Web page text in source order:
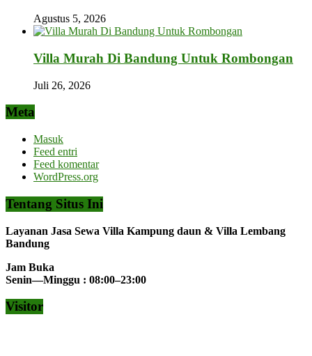
Agustus 5, 2026
Villa Murah Di Bandung Untuk Rombongan
Juli 26, 2026
Meta
Masuk
Feed entri
Feed komentar
WordPress.org
Tentang Situs Ini
Layanan Jasa Sewa Villa Kampung daun & Villa Lembang
Bandung
Jam Buka
Senin—Minggu : 08:00–23:00
Visitor